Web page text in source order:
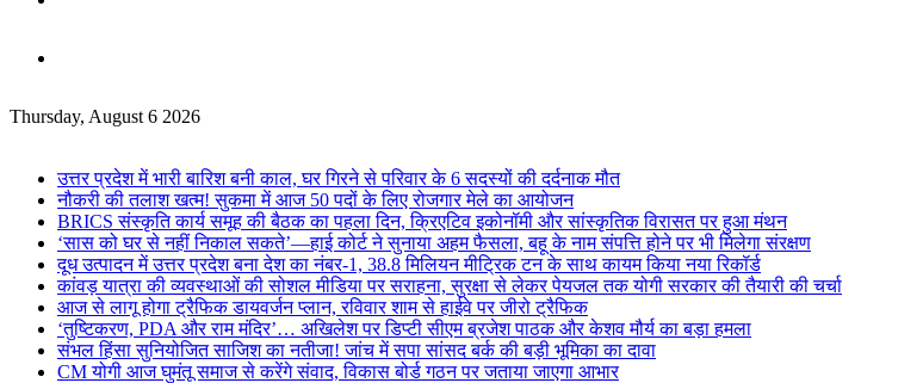
for
Thursday, August 6 2026
उत्तर प्रदेश में भारी बारिश बनी काल, घर गिरने से परिवार के 6 सदस्यों की दर्दनाक मौत
नौकरी की तलाश खत्म! सुकमा में आज 50 पदों के लिए रोजगार मेले का आयोजन
BRICS संस्कृति कार्य समूह की बैठक का पहला दिन, क्रिएटिव इकोनॉमी और सांस्कृतिक विरासत पर हुआ मंथन
‘सास को घर से नहीं निकाल सकते’—हाई कोर्ट ने सुनाया अहम फैसला, बहू के नाम संपत्ति होने पर भी मिलेगा संरक्षण
दूध उत्पादन में उत्तर प्रदेश बना देश का नंबर-1, 38.8 मिलियन मीट्रिक टन के साथ कायम किया नया रिकॉर्ड
कांवड़ यात्रा की व्यवस्थाओं की सोशल मीडिया पर सराहना, सुरक्षा से लेकर पेयजल तक योगी सरकार की तैयारी की चर्चा
आज से लागू होगा ट्रैफिक डायवर्जन प्लान, रविवार शाम से हाईवे पर जीरो ट्रैफिक
‘तुष्टिकरण, PDA और राम मंदिर’… अखिलेश पर डिप्टी सीएम ब्रजेश पाठक और केशव मौर्य का बड़ा हमला
संभल हिंसा सुनियोजित साजिश का नतीजा! जांच में सपा सांसद बर्क की बड़ी भूमिका का दावा
CM योगी आज घुमंतू समाज से करेंगे संवाद, विकास बोर्ड गठन पर जताया जाएगा आभार